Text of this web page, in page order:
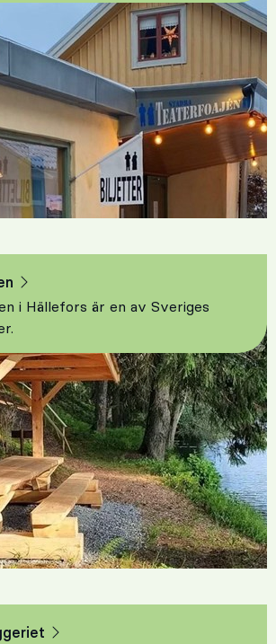
i Hällefors är en av Sveriges